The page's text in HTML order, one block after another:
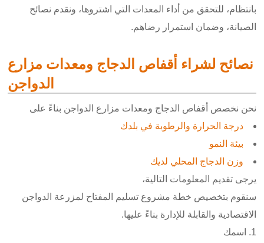
بانتظام، للتحقق من أداء المعدات التي اشتروها، ونقدم نصائح
الصيانة، وضمان استمرار رضاهم.
نصائح لشراء أقفاص الدجاج ومعدات مزارع
الدواجن
نحن نخصص أقفاص الدجاج ومعدات مزارع الدواجن بناءً على
درجة الحرارة والرطوبة في بلدك
بيئة النمو
وزن الدجاج المحلي لديك
يرجى تقديم المعلومات التالية،
سنقوم بتخصيص خطة مشروع تسليم المفتاح لمزرعة الدواجن
الاقتصادية والقابلة للإدارة بناءً عليها.
اسمك